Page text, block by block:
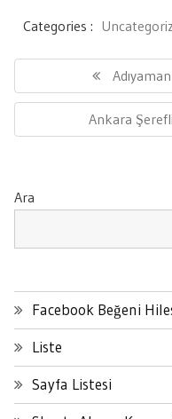
Categories :
Previous
Post:
Next
Post:
Ankara
Ara
Facebook Beğeni
Liste
Sayfa Listesi